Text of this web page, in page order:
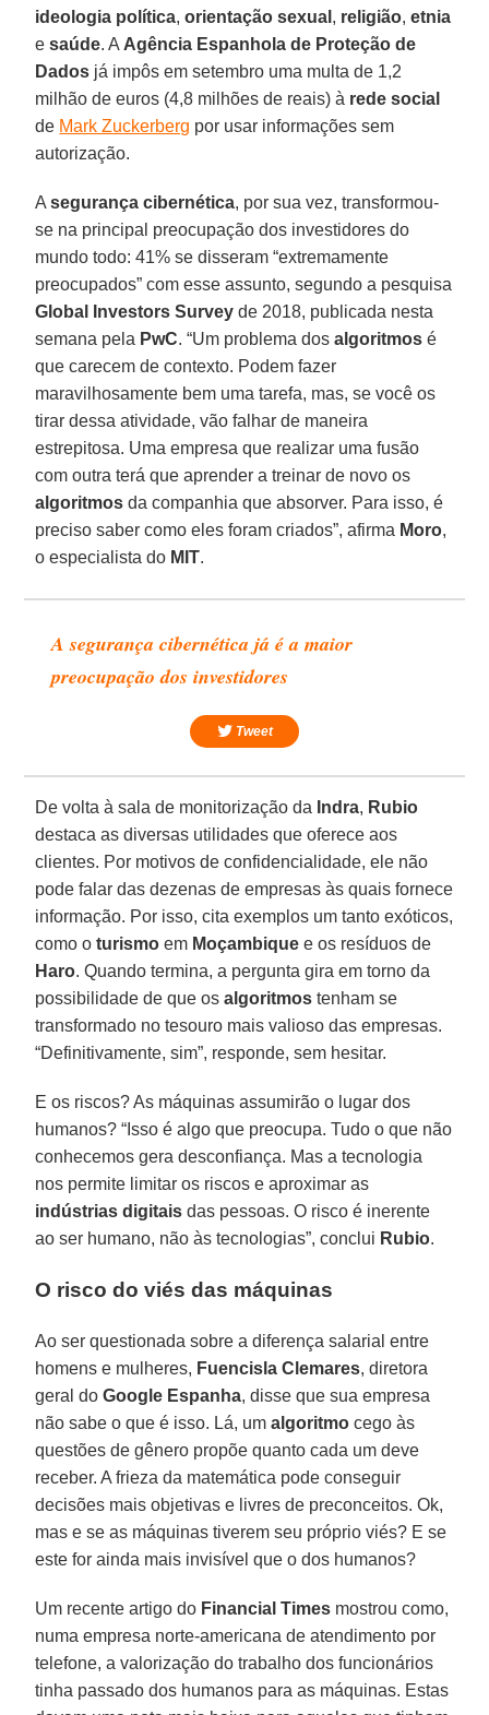
ideologia política,orientação sexual , religião,etnia
esaúde. A Agência Espanhola de Proteção de
Dados já impôs em setembro uma multa de 1,2
milhão de euros (4,8 milhões de reais) à rede social
de Mark Zuckerberg por usar informações sem
autorização.
Asegurança cibernética, por sua vez, transformou-
se na principal preocupação dos investidores do
mundo todo: 41% se disseram “extremamente
preocupados” com esse assunto, segundo a pesquisa
Global Investors Survey de 2018, publicada nesta
semana pela PwC. “Um problema dosalgoritmos é
que carecem de contexto. Podem fazer
maravilhosamente bem uma tarefa, mas, se você os
tirar dessa atividade, vão falhar de maneira
estrepitosa. Uma empresa que realizar uma fusão
com outra terá que aprender a treinar de novo os
algoritmos da companhia que absorver. Para isso, é
preciso saber como eles foram criados”, afirma Moro,
o especialista do MIT.
A segurança cibernética já é a maior
preocupação dos investidores
Tweet
De volta à sala de monitorização da Indra, Rubio
destaca as diversas utilidades que oferece aos
clientes. Por motivos de confidencialidade, ele não
pode falar das dezenas de empresas às quais fornece
informação. Por isso, cita exemplos um tanto exóticos,
como oturismo em Moçambique e os resíduos de
Haro. Quando termina, a pergunta gira em torno da
possibilidade de que osalgoritmos tenham se
transformado no tesouro mais valioso das empresas.
“Definitivamente, sim”, responde, sem hesitar.
E os riscos? As máquinas assumirão o lugar dos
humanos? “Isso é algo que preocupa. Tudo o que não
conhecemos gera desconfiança. Mas a tecnologia
nos permite limitar os riscos e aproximar as
indústrias digitais das pessoas. O risco é inerente
ao ser humano, não às tecnologias”, conclui Rubio.
O risco do viés das máquinas
Ao ser questionada sobre a diferença salarial entre
homens e mulheres, Fuencisla Clemares, diretora
geral doGoogle Espanha, disse que sua empresa
não sabe o que é isso. Lá, umalgoritmo cego às
questões de gênero propõe quanto cada um deve
receber. A frieza da matemática pode conseguir
decisões mais objetivas e livres de preconceitos. Ok,
mas e se as máquinas tiverem seu próprio viés? E se
este for ainda mais invisível que o dos humanos?
Um recente artigo do Financial Times mostrou como,
numa empresa norte-americana de atendimento por
telefone, a valorização do trabalho dos funcionários
tinha passado dos humanos para as máquinas. Estas